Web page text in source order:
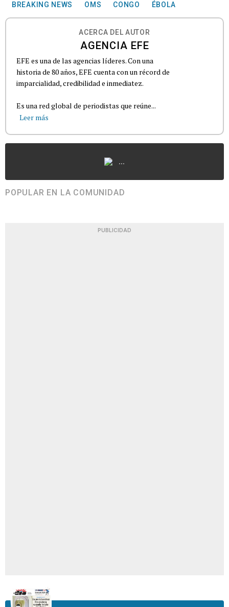
BREAKING NEWS OMS CONGO ÉBOLA
ACERCA DEL AUTOR
AGENCIA EFE
EFE es una de las agencias líderes. Con una
historia de 80 años, EFE cuenta con un récord de
imparcialidad, credibilidad e inmediatez.
Es una red global de periodistas que reúne...
Leer más
...
POPULAR EN LA COMUNIDAD
PUBLICIDAD